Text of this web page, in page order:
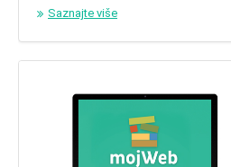
Saznajte više